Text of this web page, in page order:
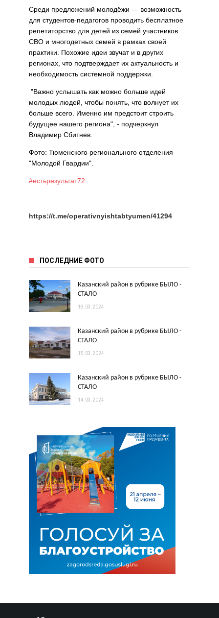
Среди предложений молодёжи — возможность
для студентов-педагогов проводить бесплатное
репетиторство для детей из семей участников
СВО и многодетных семей в рамках своей
практики. Похожие идеи звучат и в других
регионах, что подтверждает их актуальность и
необходимость системной поддержки.
"Важно услышать как можно больше идей
молодых людей, чтобы понять, что волнует их
больше всего. Именно им предстоит строить
будущее нашего региона", - подчеркнул
Владимир Сбитнев.
Фото: Тюменского регионального отделения
"Молодой Гвардии".
#естьрезультат72
https://t.me/operativnyishtabtyumen/41294
ПОСЛЕДНИЕ ФОТО
Казанский район в рубрике БЫЛО -
СТАЛО
18.03.2024
Казанский район в рубрике БЫЛО -
СТАЛО
15.03.2024
Казанский район в рубрике БЫЛО -
СТАЛО
14.03.2024